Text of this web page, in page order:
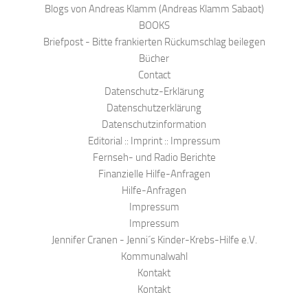
Blogs von Andreas Klamm (Andreas Klamm Sabaot)
BOOKS
Briefpost - Bitte frankierten Rückumschlag beilegen
Bücher
Contact
Datenschutz-Erklärung
Datenschutzerklärung
Datenschutzinformation
Editorial :: Imprint :: Impressum
Fernseh- und Radio Berichte
Finanzielle Hilfe-Anfragen
Hilfe-Anfragen
Impressum
Impressum
Jennifer Cranen - Jenni´s Kinder-Krebs-Hilfe e.V.
Kommunalwahl
Kontakt
Kontakt